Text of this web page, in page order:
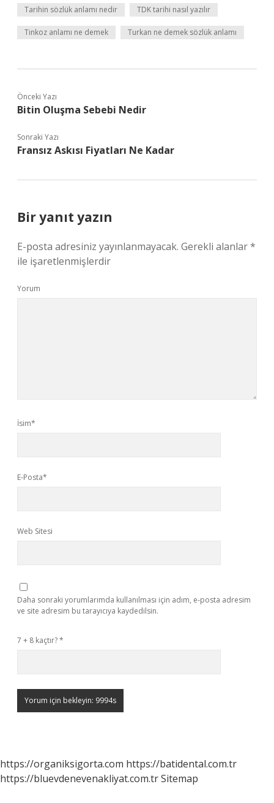
Tarihin sözlük anlamı nedir TDK tarihi nasıl yazılır
Tinkoz anlamı ne demek Turkan ne demek sözlük anlamı
Önceki Yazı
Bitin Oluşma Sebebi Nedir
Sonraki Yazı
Fransız Askısı Fiyatları Ne Kadar
Bir yanıt yazın
E-posta adresiniz yayınlanmayacak. Gerekli alanlar*
ile işaretlenmişlerdir
Yorum
İsim*
E-Posta*
Web Sitesi
Daha sonraki yorumlarımda kullanılması için adım, e-posta adresim
ve site adresim bu tarayıcıya kaydedilsin.
7 + 8 kaçtır?*
https://organiksigorta.com https://batidental.com.tr
https://bluevdenevenakliyat.com.trSitemap